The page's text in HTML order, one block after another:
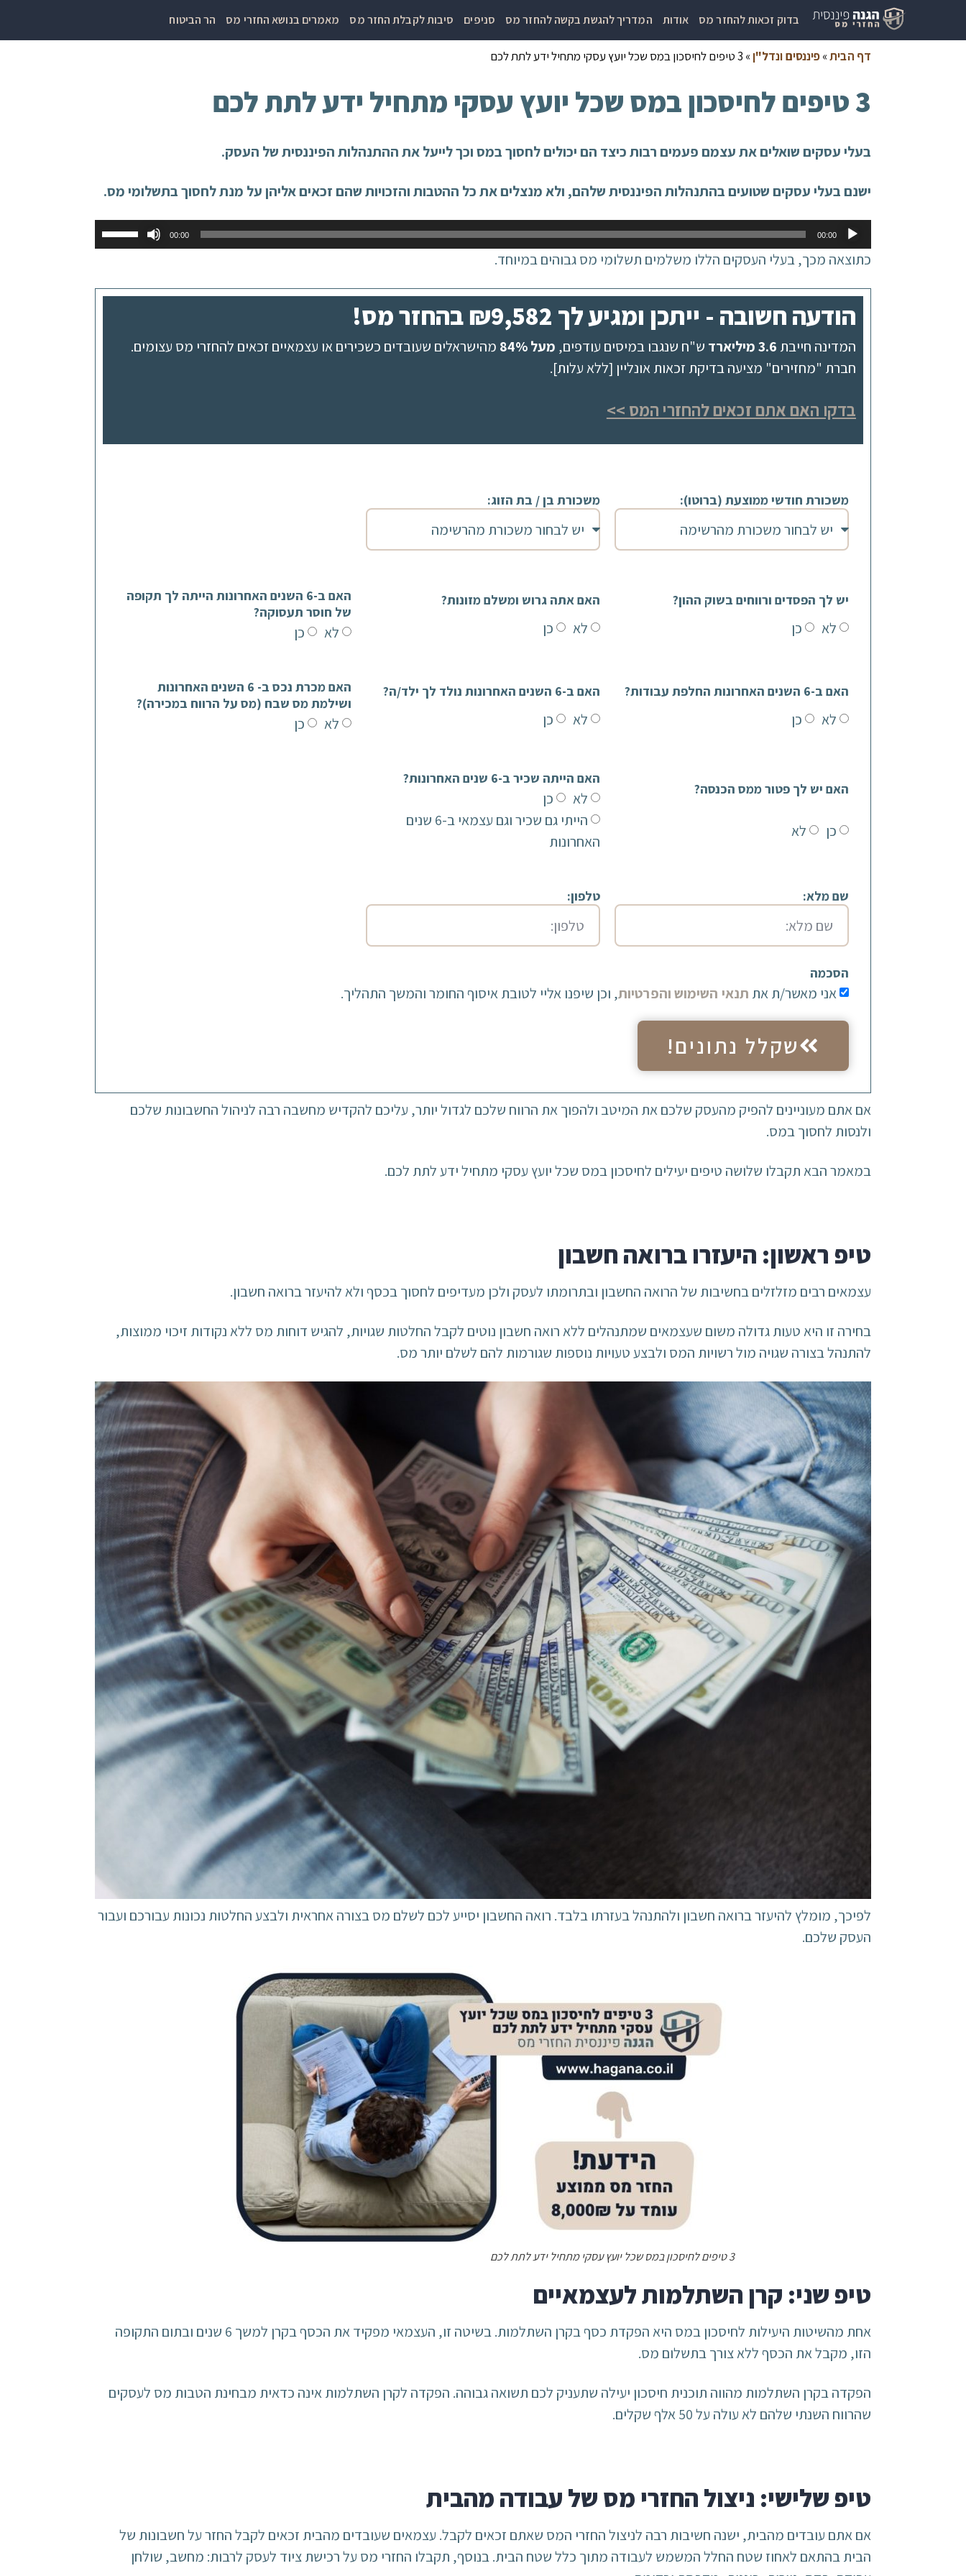
בדוק זכאות להחזר מס אודות המדריך להגשת בקשה להחזר מס סניפים סיבות לקבלת החזר מס מאמרים בנושא החזרי מס הר הביטוח
דף הבית»פיננסים ונדל"ן» 3 טיפים לחיסכון במס שכל יועץ עסקי מתחיל ידע לתת לכם
3 טיפים לחיסכון במס שכל יועץ עסקי מתחיל ידע לתת לכם
בעלי עסקים שואלים את עצמם פעמים רבות כיצד הם יכולים לחסוך במס וכך לייעל את ההתנהלות הפיננסית של העסק.
ישנם בעלי עסקים שטועים בהתנהלות הפיננסית שלהם, ולא מנצלים את כל ההטבות והזכויות שהם זכאים אליהן על מנת לחסוך בתשלומי מס.
אודיו
00:00
00:00
השתמש
במקש
כתוצאה מכך, בעלי העסקים הללו משלמים תשלומי מס גבוהים במיוחד.
הודעה חשובה - ייתכן ומגיע לך ₪9,582 בהחזר מס!
המדינה חייבת 3.6 מיליארד ש"ח שנגבו במיסים עודפים, מעל 84%
מהישראלים שעובדים כשכירים או עצמאיים זכאים להחזרי מס עצומים.
חברת "מחזירים" מציעה בדיקת זכאות אונליין [ללא עלות].
בדקו האם אתם זכאים להחזרי המס >>
משכורת חודשי ממוצעת (ברוטו): משכורת בן / בת הזוג:
יש לך הפסדים ורווחים בשוק ההון?
לא כן
האם אתה גרוש ומשלם מזונות?
לא כן
האם ב-6 השנים האחרונות הייתה לך תקופה
של חוסר תעסוקה?
לא כן
האם ב-6 השנים האחרונות החלפת עבודות?
לא כן
האם ב-6 השנים האחרונות נולד לך ילד/ה?
לא כן
האם מכרת נכס ב- 6 השנים האחרונות
ושילמת מס שבח (מס על הרווח במכירה)?
לא כן
האם יש לך פטור ממס הכנסה?
כן לא
האם הייתה שכיר ב-6 שנים האחרונות?
לא
כן
הייתי גם שכיר וגם עצמאי ב-6 שנים
האחרונות
שם מלא: טלפון:
הסכמה
אני מאשר/ת את תנאי השימוש והפרטיות, וכן שיפנו אליי לטובת איסוף החומר והמשך התהליך.
שקלל נתונים!
אם אתם מעוניינים להפיק מהעסק שלכם את המיטב ולהפוך את הרווח שלכם לגדול יותר, עליכם להקדיש מחשבה רבה לניהול החשבונות שלכם
ולנסות לחסוך במס.
במאמר הבא תקבלו שלושה טיפים יעילים לחיסכון במס שכל יועץ עסקי מתחיל ידע לתת לכם.
טיפ ראשון: היעזרו ברואה חשבון
עצמאים רבים מזלזלים בחשיבות של הרואה החשבון ובתרומתו לעסק ולכן מעדיפים לחסוך בכסף ולא להיעזר ברואה חשבון.
בחירה זו היא טעות גדולה משום שעצמאים שמתנהלים ללא רואה חשבון נוטים לקבל החלטות שגויות, להגיש דוחות מס ללא נקודות זיכוי ממוצות,
להתנהל בצורה שגויה מול רשויות המס ולבצע טעויות נוספות שגורמות להם לשלם יותר מס.
לפיכך, מומלץ להיעזר ברואה חשבון ולהתנהל בעזרתו בלבד. רואה החשבון יסייע לכם לשלם מס בצורה אחראית ולבצע החלטות נכונות עבורכם ועבור
העסק שלכם.
3 טיפים לחיסכון במס שכל יועץ עסקי מתחיל ידע לתת לכם
טיפ שני: קרן השתלמות לעצמאיים
אחת מהשיטות היעילות לחיסכון במס היא הפקדת כסף בקרן השתלמות. בשיטה זו, העצמאי מפקיד את הכסף בקרן למשך 6 שנים ובתום התקופה
הזו, מקבל את הכסף ללא צורך בתשלום מס.
הפקדה בקרן השתלמות מהווה תוכנית חיסכון יעילה שתעניק לכם תשואה גבוהה. הפקדה לקרן השתלמות אינה כדאית מבחינת הטבות מס לעסקים
שהרווח השנתי שלהם לא עולה על 50 אלף שקלים.
טיפ שלישי: ניצול החזרי מס של עבודה מהבית
אם אתם עובדים מהבית, ישנה חשיבות רבה לניצול החזרי המס שאתם זכאים לקבל. עצמאים שעובדים מהבית זכאים לקבל החזר על חשבונות של
הבית בהתאם לאחוז שטח החלל המשמש לעבודה מתוך כלל שטח הבית. בנוסף, תקבלו החזרי מס על רכישת ציוד לעסק לרבות: מחשב, שולחן